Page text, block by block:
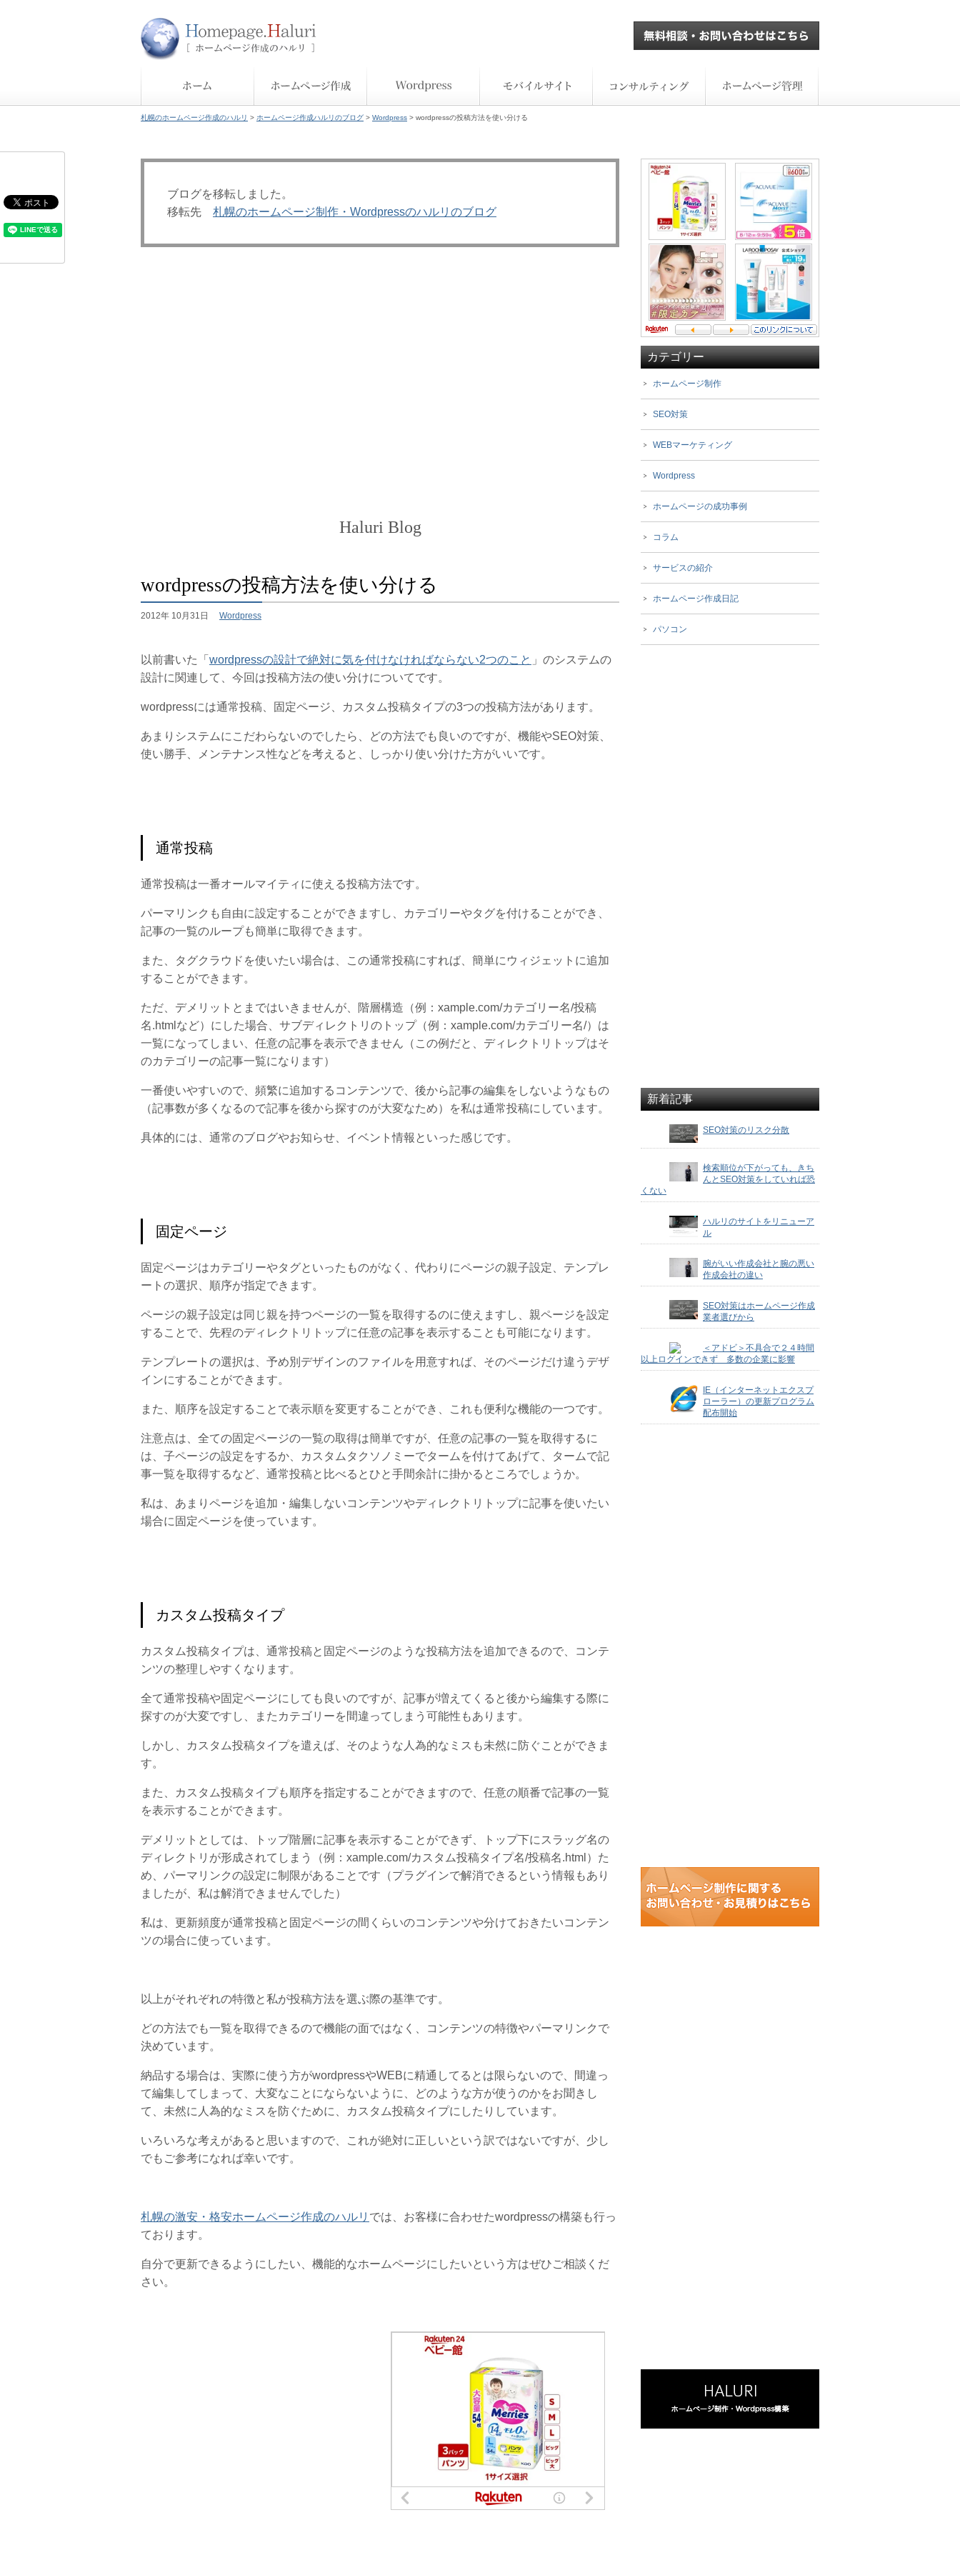
札幌のホームページ作成のハルリ > ホームページ作成ハルリのブログ > Wordpress > wordpressの投稿方法を使い分ける
ブログを移転しました。
移転先 札幌のホームページ制作・Wordpressのハルリのブログ
Haluri Blog
wordpressの投稿方法を使い分ける
2012年 10月31日 Wordpress
以前書いた「 wordpressの設計で絶対に気を付けなければならない2つのこと 」のシステムの
設計に関連して、今回は投稿方法の使い分けについてです。
wordpressには通常投稿、固定ページ、カスタム投稿タイプの3つの投稿方法があります。
あまりシステムにこだわらないのでしたら、どの方法でも良いのですが、機能やSEO対策、
使い勝手、メンテナンス性などを考えると、しっかり使い分けた方がいいです。
通常投稿
通常投稿は一番オールマイティに使える投稿方法です。
パーマリンクも自由に設定することができますし、カテゴリーやタグを付けることができ、
記事の一覧のループも簡単に取得できます。
また、タグクラウドを使いたい場合は、この通常投稿にすれば、簡単にウィジェットに追加
することができます。
ただ、デメリットとまではいきませんが、階層構造（例：xample.com/カテゴリー名/投稿
名.htmlなど）にした場合、サブディレクトリのトップ（例：xample.com/カテゴリー名/）は
一覧になってしまい、任意の記事を表示できません（この例だと、ディレクトリトップはそ
のカテゴリーの記事一覧になります）
一番使いやすいので、頻繁に追加するコンテンツで、後から記事の編集をしないようなもの
（記事数が多くなるので記事を後から探すのが大変なため）を私は通常投稿にしています。
具体的には、通常のブログやお知らせ、イベント情報といった感じです。
固定ページ
固定ページはカテゴリーやタグといったものがなく、代わりにページの親子設定、テンプレ
ートの選択、順序が指定できます。
ページの親子設定は同じ親を持つページの一覧を取得するのに使えますし、親ページを設定
することで、先程のディレクトリトップに任意の記事を表示することも可能になります。
テンプレートの選択は、予め別デザインのファイルを用意すれば、そのページだけ違うデザ
インにすることができます。
また、順序を設定することで表示順を変更することができ、これも便利な機能の一つです。
注意点は、全ての固定ページの一覧の取得は簡単ですが、任意の記事の一覧を取得するに
は、子ページの設定をするか、カスタムタクソノミーでタームを付けてあげて、タームで記
事一覧を取得するなど、通常投稿と比べるとひと手間余計に掛かるところでしょうか。
私は、あまりページを追加・編集しないコンテンツやディレクトリトップに記事を使いたい
場合に固定ページを使っています。
カスタム投稿タイプ
カスタム投稿タイプは、通常投稿と固定ページのような投稿方法を追加できるので、コンテ
ンツの整理しやすくなります。
全て通常投稿や固定ページにしても良いのですが、記事が増えてくると後から編集する際に
探すのが大変ですし、またカテゴリーを間違ってしまう可能性もあります。
しかし、カスタム投稿タイプを遣えば、そのような人為的なミスも未然に防ぐことができま
す。
また、カスタム投稿タイプも順序を指定することができますので、任意の順番で記事の一覧
を表示することができます。
デメリットとしては、トップ階層に記事を表示することができず、トップ下にスラッグ名の
ディレクトリが形成されてしまう（例：xample.com/カスタム投稿タイプ名/投稿名.html）た
め、パーマリンクの設定に制限があることです（プラグインで解消できるという情報もあり
ましたが、私は解消できませんでした）
私は、更新頻度が通常投稿と固定ページの間くらいのコンテンツや分けておきたいコンテン
ツの場合に使っています。
以上がそれぞれの特徴と私が投稿方法を選ぶ際の基準です。
どの方法でも一覧を取得できるので機能の面ではなく、コンテンツの特徴やパーマリンクで
決めています。
納品する場合は、実際に使う方がwordpressやWEBに精通してるとは限らないので、間違っ
て編集してしまって、大変なことにならないように、どのような方が使うのかをお聞きし
て、未然に人為的なミスを防ぐために、カスタム投稿タイプにしたりしています。
いろいろな考えがあると思いますので、これが絶対に正しいという訳ではないですが、少し
でもご参考になれば幸いです。
札幌の激安・格安ホームページ作成のハルリ では、お客様に合わせたwordpressの構築も行っ
ております。
自分で更新できるようにしたい、機能的なホームページにしたいという方はぜひご相談くだ
さい。
カテゴリー
ホームページ制作
SEO対策
WEBマーケティング
Wordpress
ホームページの成功事例
コラム
サービスの紹介
ホームページ作成日記
パソコン
新着記事
SEO対策のリスク分散
検索順位が下がっても、きち
んとSEO対策をしていれば恐
くない
ハルリのサイトをリニューア
ル
腕がいい作成会社と腕の悪い
作成会社の違い
SEO対策はホームページ作成
業者選びから
＜アドビ＞不具合で２４時間
以上ログインできず 多数の企業に影響
IE（インターネットエクスプ
ローラー）の更新プログラム
配布開始